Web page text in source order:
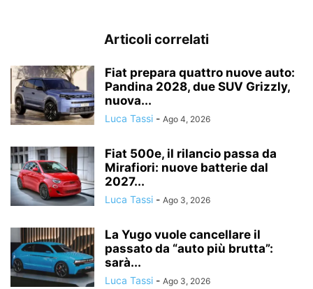
Articoli correlati
Fiat prepara quattro nuove auto:
Pandina 2028, due SUV Grizzly,
nuova...
Luca Tassi - Ago 4, 2026
Fiat 500e, il rilancio passa da
Mirafiori: nuove batterie dal
2027...
Luca Tassi - Ago 3, 2026
La Yugo vuole cancellare il
passato da “auto più brutta”:
sarà...
Luca Tassi - Ago 3, 2026